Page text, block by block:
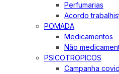
Perfumarias
Acordo
POMADA
Medicamentos
Não
PSICOTROPICOS
Campanha